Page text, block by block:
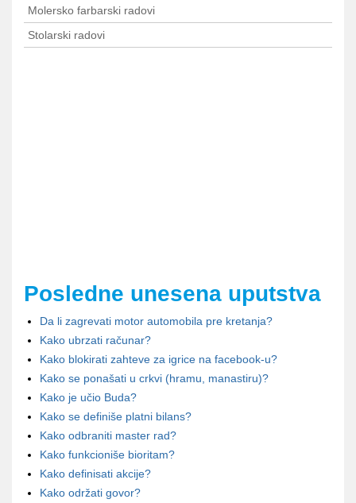
Molersko farbarski radovi
Stolarski radovi
Posledne unesena uputstva
Da li zagrevati motor automobila pre kretanja?
Kako ubrzati računar?
Kako blokirati zahteve za igrice na facebook-u?
Kako se ponašati u crkvi (hramu, manastiru)?
Kako je učio Buda?
Kako se definiše platni bilans?
Kako odbraniti master rad?
Kako funkcioniše bioritam?
Kako definisati akcije?
Kako održati govor?